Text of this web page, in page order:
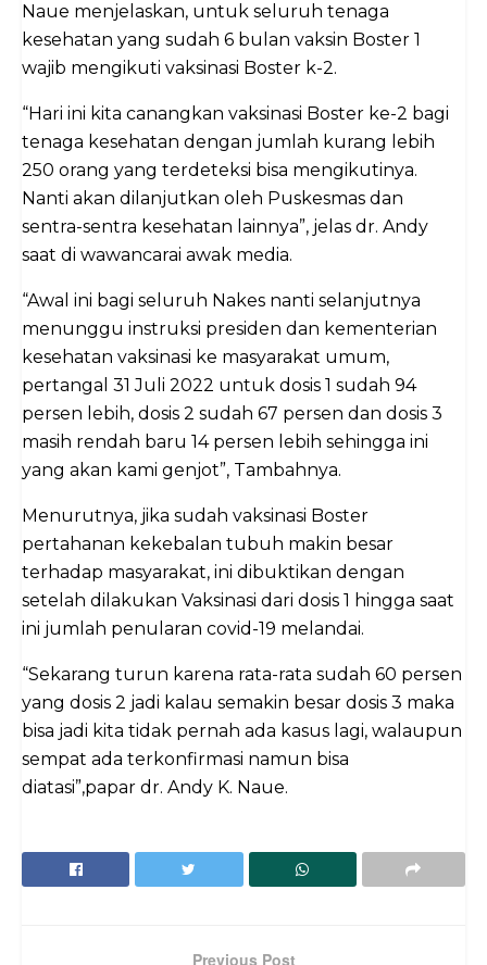
Naue menjelaskan, untuk seluruh tenaga
kesehatan yang sudah 6 bulan vaksin Boster 1
wajib mengikuti vaksinasi Boster k-2.
“Hari ini kita canangkan vaksinasi Boster ke-2 bagi
tenaga kesehatan dengan jumlah kurang lebih
250 orang yang terdeteksi bisa mengikutinya.
Nanti akan dilanjutkan oleh Puskesmas dan
sentra-sentra kesehatan lainnya”, jelas dr. Andy
saat di wawancarai awak media.
“Awal ini bagi seluruh Nakes nanti selanjutnya
menunggu instruksi presiden dan kementerian
kesehatan vaksinasi ke masyarakat umum,
pertangal 31 Juli 2022 untuk dosis 1 sudah 94
persen lebih, dosis 2 sudah 67 persen dan dosis 3
masih rendah baru 14 persen lebih sehingga ini
yang akan kami genjot”, Tambahnya.
Menurutnya, jika sudah vaksinasi Boster
pertahanan kekebalan tubuh makin besar
terhadap masyarakat, ini dibuktikan dengan
setelah dilakukan Vaksinasi dari dosis 1 hingga saat
ini jumlah penularan covid-19 melandai.
“Sekarang turun karena rata-rata sudah 60 persen
yang dosis 2 jadi kalau semakin besar dosis 3 maka
bisa jadi kita tidak pernah ada kasus lagi, walaupun
sempat ada terkonfirmasi namun bisa
diatasi”,papar dr. Andy K. Naue.
Previous Post